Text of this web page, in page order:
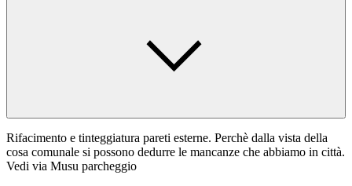
Rifacimento e tinteggiatura pareti esterne. Perchè dalla vista della
cosa comunale si possono dedurre le mancanze che abbiamo in città.
Vedi via Musu parcheggio